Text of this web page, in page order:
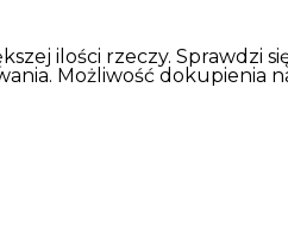
ilości rzeczy. Sprawdzi
Możliwość dokupienia